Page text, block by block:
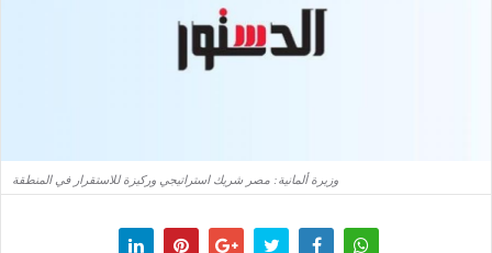
وزيرة ألمانية: مصر شريك استراتيجي وركيزة للاستقرار في المنطقة